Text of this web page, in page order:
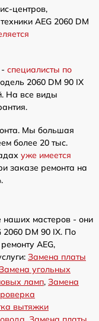
центров,
AEG 2060 DM
специалисты по
2060 DM 90 IX
На все виды
Мы большая
более 20 тыс.
уже имеется
заказе ремонта на
наших мастеров - они
2060 DM 90 IX. По
AEG,
Замена платы
угольных
ламп, Замена
вытяжки